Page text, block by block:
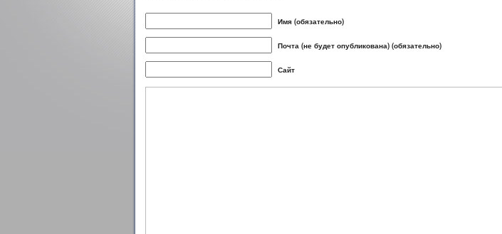
Имя (обязательно)
Почта (не будет опубликована) (обязательно)
Сайт